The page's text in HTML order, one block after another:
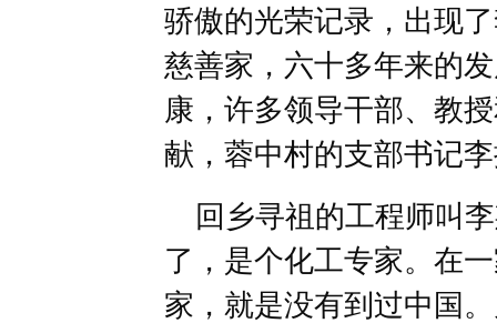
骄傲的光荣记录，出现
慈善家，六十多年来的
康，许多领导干部、教
献，蓉中村的支部书记
回乡寻祖的工程师叫
了，是个化工专家。在
家，就是没有到过中国